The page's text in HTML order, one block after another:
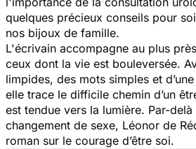
quelques précieux conseils pour
nos bijoux de famille.
L'écrivain accompagne au plus
ceux dont la vie est bouleversée.
limpides, des mots simples et
elle trace le difficile chemin d’un
est tendue vers la lumière. Par-
changement de sexe, Léonor de
roman sur le courage d’être soi.